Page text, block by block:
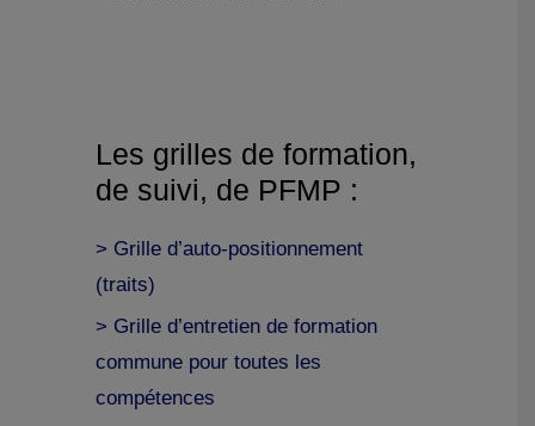
Les grilles de formation,
de suivi, de PFMP :
> Grille d’auto-positionnement
(traits)
> Grille d’entretien de formation
commune pour toutes les
compétences